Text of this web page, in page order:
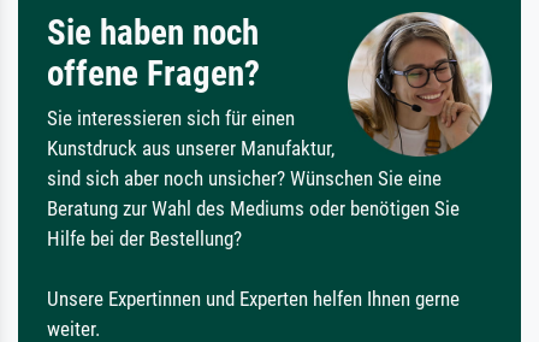
Sie haben noch
offene Fragen?
Sie interessieren sich für einen
Kunstdruck aus unserer Manufaktur,
sind sich aber noch unsicher? Wünschen Sie eine
Beratung zur Wahl des Mediums oder benötigen Sie
Hilfe bei der Bestellung?
Unsere Expertinnen und Experten helfen Ihnen gerne
weiter.